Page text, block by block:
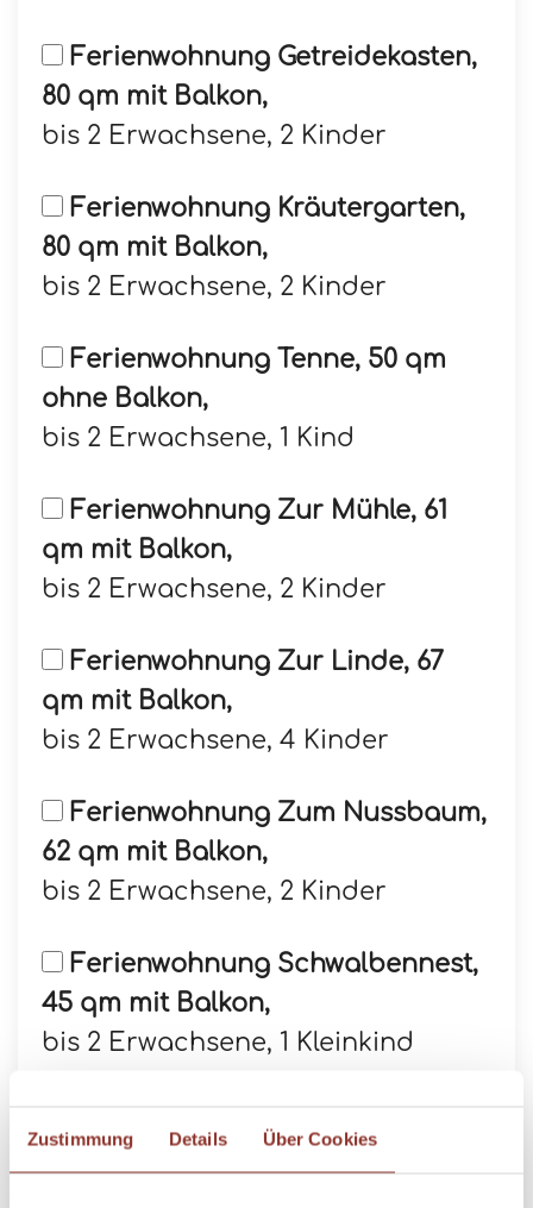
Zustimmung Details Über Cookies
Ferienwohnung Getreidekasten,
80 qm mit Balkon,
bis 2 Erwachsene, 2 Kinder
Ferienwohnung Kräutergarten,
80 qm mit Balkon,
bis 2 Erwachsene, 2 Kinder
Ferienwohnung Tenne, 50 qm
ohne Balkon,
bis 2 Erwachsene, 1 Kind
Ferienwohnung Zur Mühle, 61
qm mit Balkon,
bis 2 Erwachsene, 2 Kinder
Ferienwohnung Zur Linde, 67
qm mit Balkon,
bis 2 Erwachsene, 4 Kinder
Ferienwohnung Zum Nussbaum,
62 qm mit Balkon,
bis 2 Erwachsene, 2 Kinder
Ferienwohnung Schwalbennest,
45 qm mit Balkon,
bis 2 Erwachsene, 1 Kleinkind
qm mit Balkon,